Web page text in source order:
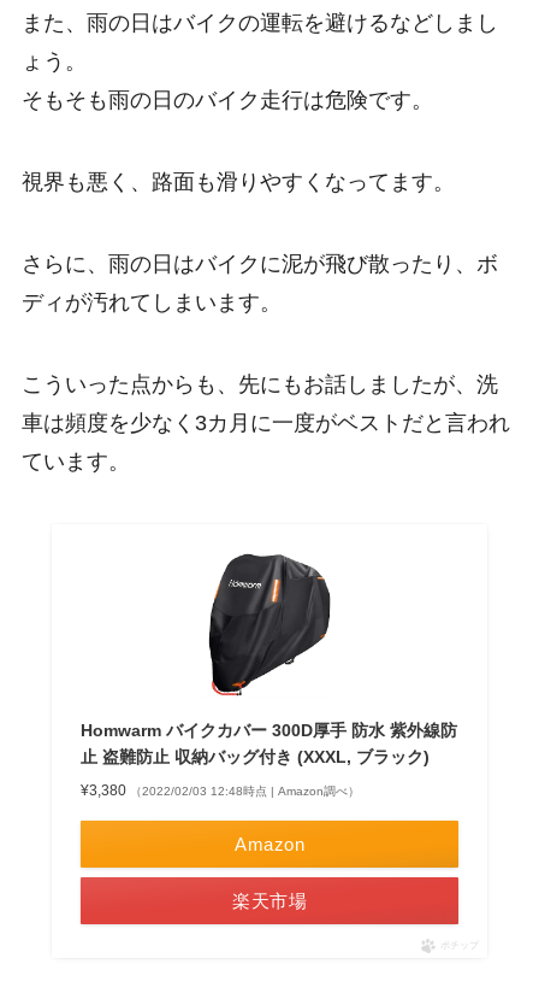
また、雨の日はバイクの運転を避けるなどしまし
ょう。
そもそも雨の日のバイク走行は危険です。
視界も悪く、路面も滑りやすくなってます。
さらに、雨の日はバイクに泥が飛び散ったり、ボ
ディが汚れてしまいます。
こういった点からも、先にもお話しましたが、洗
車は頻度を少なく3カ月に一度がベストだと言われ
ています。
Homwarm バイクカバー 300D厚手 防水 紫外線防
止 盗難防止 収納バッグ付き (XXXL, ブラック)
¥3,380 （2022/02/03 12:48時点 | Amazon調べ）
Amazon
楽天市場
ポチップ